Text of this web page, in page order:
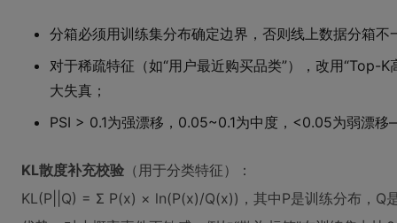
分箱必须用训练集分布确定边界，否则线上数据分箱不
对于稀疏特征（如“用户最近购买品类”），改用“Top-
大失真；
PSI > 0.1为强漂移，0.05~0.1为中度，<0.05为弱漂
KL散度补充校验 （用于分类特征）：
KL(P||Q) = Σ P(x) × ln(P(x)/Q(x))，其中P是训练分布，Q